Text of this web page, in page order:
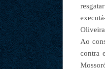
Ao
contra